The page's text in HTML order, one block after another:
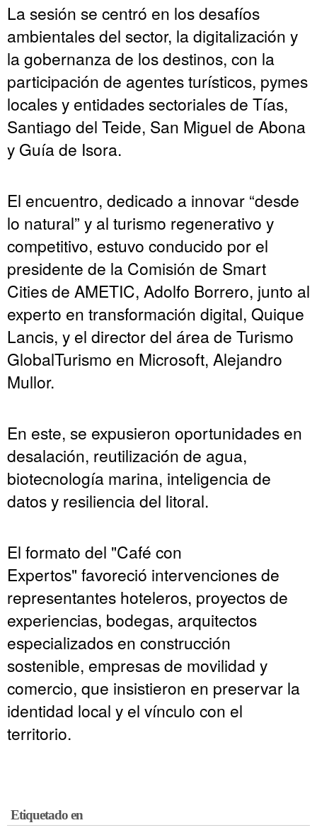
La sesión se centró en los desafíos
ambientales del sector, la digitalización y
la gobernanza de los destinos, con la
participación de agentes turísticos, pymes
locales y entidades sectoriales de Tías,
Santiago del Teide, San Miguel de Abona
y Guía de Isora.
El encuentro, dedicado a innovar “desde
lo natural” y al turismo regenerativo y
competitivo, estuvo conducido por el
presidente de la Comisión de Smart
Cities de AMETIC, Adolfo Borrero, junto al
experto en transformación digital, Quique
Lancis, y el director del área de Turismo
GlobalTurismo en Microsoft, Alejandro
Mullor.
En este, se expusieron oportunidades en
desalación, reutilización de agua,
biotecnología marina, inteligencia de
datos y resiliencia del litoral.
El formato del "Café con
Expertos" favoreció intervenciones de
representantes hoteleros, proyectos de
experiencias, bodegas, arquitectos
especializados en construcción
sostenible, empresas de movilidad y
comercio, que insistieron en preservar la
identidad local y el vínculo con el
territorio.
Etiquetado en